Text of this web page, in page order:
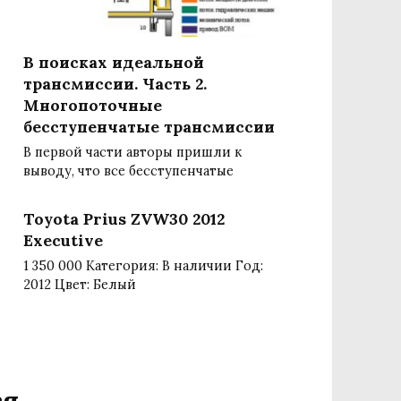
В поисках идеальной
трансмиссии. Часть 2.
Многопоточные
бесступенчатые трансмиссии
В первой части авторы пришли к
выводу, что все бесступенчатые
Toyota Prius ZVW30 2012
Executive
1 350 000 Категория: В наличии Год:
2012 Цвет: Белый